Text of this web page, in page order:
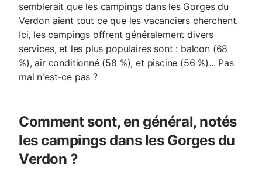
semblerait que les campings dans les Gorges du
Verdon aient tout ce que les vacanciers cherchent.
Ici, les campings offrent généralement divers
services, et les plus populaires sont : balcon (68
%), air conditionné (58 %), et piscine (56 %)... Pas
mal n'est-ce pas ?
Comment sont, en général, notés
les campings dans les Gorges du
Verdon ?